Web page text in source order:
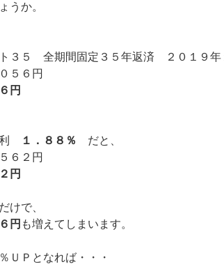
うか。
３５ 全期間固定３５年返済 ２０１９
５６円
円
利 １．８８％
だと、
６２円
円
けで、
円 も増えてしまいます。
ＵＰとなれば・・・